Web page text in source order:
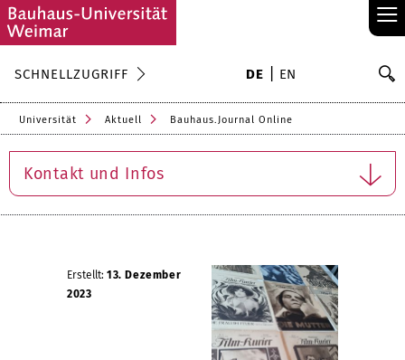
≡
SCHNELLZUGRIFF DE EN
Universität Aktuell Bauhaus.Journal Online
Kontakt und Infos
Erstellt: 13. Dezember
2023